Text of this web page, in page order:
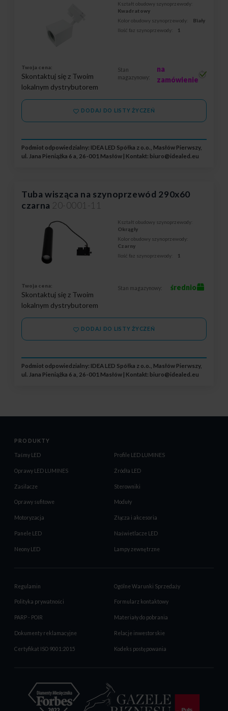
Kształt obudowy szynoprzewody:
Kwadratowy
Kolor obudowy szynoprzewody:
Biały
Ilość faz szynoprzewody:
1
Twoja cena:
Skontaktuj się z Twoim
lokalnym dystrybutorem
Stan
magazynowy:
na
zamówienie
DODAJ DO LISTY ŻYCZEŃ
Podmiot odpowiedzialny: IDEA LED Spółka z o.o., Masłów Pierwszy,
ul. Jana Pieniążka 6 a, 26-001 Masłów | Kontakt: biuro@idealed.eu
Tuba wisząca na szynoprzewód 290x60
czarna 20-0001-11
Kształt obudowy szynoprzewody:
Okrągły
Kolor obudowy szynoprzewody:
Czarny
Ilość faz szynoprzewody:
1
Twoja cena:
Skontaktuj się z Twoim
lokalnym dystrybutorem
Stan magazynowy: średnio
DODAJ DO LISTY ŻYCZEŃ
Podmiot odpowiedzialny: IDEA LED Spółka z o.o., Masłów Pierwszy,
ul. Jana Pieniążka 6 a, 26-001 Masłów | Kontakt: biuro@idealed.eu
PRODUKTY
Taśmy LED Profile LED LUMINES
Oprawy LED LUMINES Źródła LED
Zasilacze Sterowniki
Oprawy sufitowe Moduły
Motoryzacja Złącza i akcesoria
Panele LED Naświetlacze LED
Neony LED Lampy zewnętrzne
Regulamin Ogólne Warunki Sprzedaży
Polityka prywatności Formularz kontaktowy
PARP - POIR Materiały do pobrania
Dokumenty reklamacyjne Relacje inwestorskie
Certyfikat ISO 9001:2015 Kodeks postępowania